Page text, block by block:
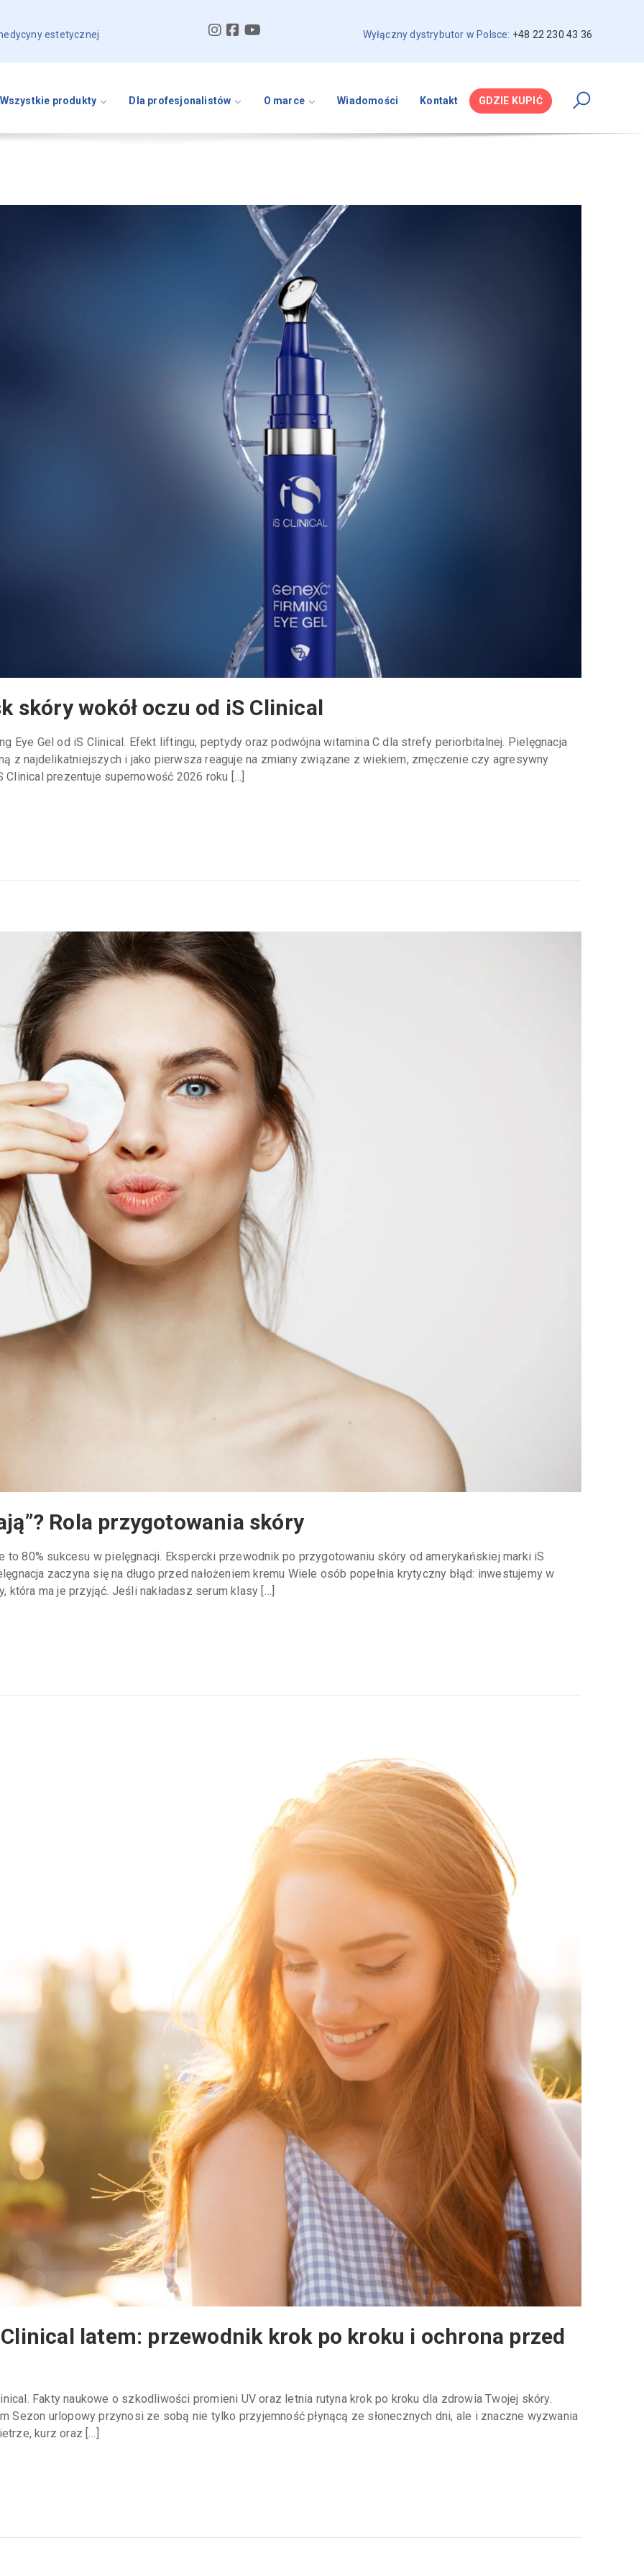
estetycznej Wyłączny dystrybutor w Polsce: +48 22 230 43 36
Wszystkie produkty Dla profesjonalistów O marce Wiadomości Kontakt GDZIE KUPIĆ
skóry wokół oczu od iS Clinical
Eye Gel od iS Clinical. Efekt liftingu, peptydy oraz podwójna witamina C dla strefy periorbitalnej. Pielęgnacja
z najdelikatniejszych i jako pierwsza reaguje na zmiany związane z wiekiem, zmęczenie czy agresywny
prezentuje supernowość 2026 roku […]
Rola przygotowania skóry
80% sukcesu w pielęgnacji. Ekspercki przewodnik po przygotowaniu skóry od amerykańskiej marki iS
zaczyna się na długo przed nałożeniem kremu Wiele osób popełnia krytyczny błąd: inwestujemy w
która ma je przyjąć. Jeśli nakładasz serum klasy […]
latem: przewodnik krok po kroku i ochrona przed
Fakty naukowe o szkodliwości promieni UV oraz letnia rutyna krok po kroku dla zdrowia Twojej skóry.
Sezon urlopowy przynosi ze sobą nie tylko przyjemność płynącą ze słonecznych dni, ale i znaczne wyzwania
kurz oraz […]